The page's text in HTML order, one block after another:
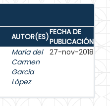
AUTOR(ES)FECHA DE
PUBLICACIÓN
María del
Carmen
García
López
27-nov-2018